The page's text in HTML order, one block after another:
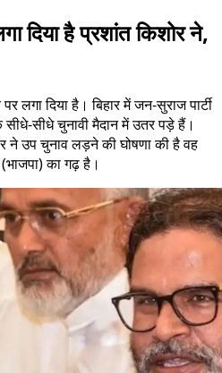
दिया है प्रशांत किशोर ने,
लगा दिया है। बिहार में जन-सुराज पार्टी
सीधे चुनावी मैदान में उतर पड़े हैं।
ने उप चुनाव लड़ने की घोषणा की है वह
(भाजपा) का गढ़ है।